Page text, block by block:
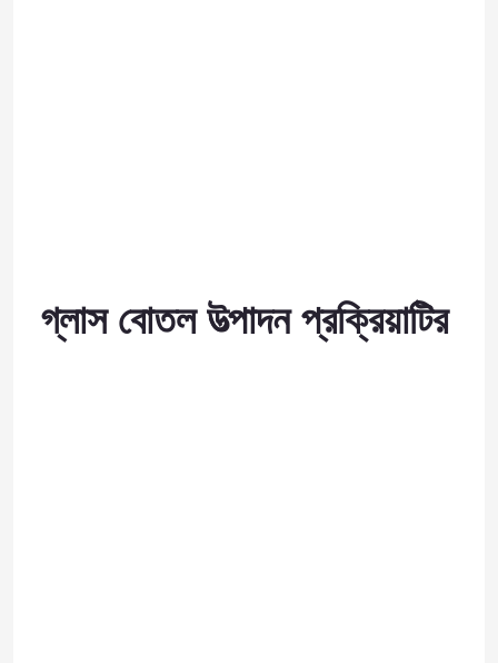
গ্লাস বোতল উত্পাদন প্রক্রিয়াটির